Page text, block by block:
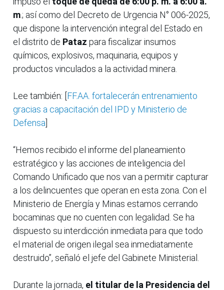
m.; así como del Decreto de Urgencia N° 006-2025,
que dispone la intervención integral del Estado en
el distrito de Pataz para fiscalizar insumos
químicos, explosivos, maquinaria, equipos y
productos vinculados a la actividad minera.
Lee también: [ FF.AA. fortalecerán entrenamiento
gracias a capacitación del IPD y Ministerio de
Defensa
“Hemos recibido el informe del planeamiento
estratégico y las acciones de inteligencia del
Comando Unificado que nos van a permitir capturar
a los delincuentes que operan en esta zona. Con el
Ministerio de Energía y Minas estamos cerrando
bocaminas que no cuenten con legalidad. Se ha
dispuesto su interdicción inmediata para que todo
el material de origen ilegal sea inmediatamente
destruido”, señaló el jefe del Gabinete Ministerial.
Durante la jornada, el titular de la Presidencia del